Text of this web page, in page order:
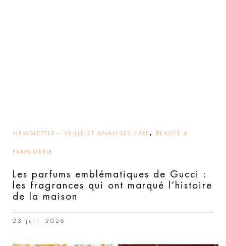
NEWSLETTER – VEILLE ET ANALYSES LUXE , BEAUTÉ &
PARFUMERIE
Les parfums emblématiques de Gucci :
les fragrances qui ont marqué l’histoire
de la maison
23 juil. 2026